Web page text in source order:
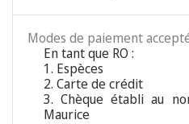
Modes de paiement
En tant que RO :
1. Espèces
2. Carte de crédit
3. Chèque établi au
Maurice